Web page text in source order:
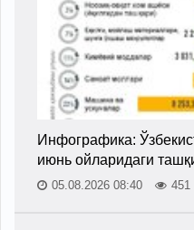
Инфографика:
июнь ойларидаги
05.08.2026 08:40 451